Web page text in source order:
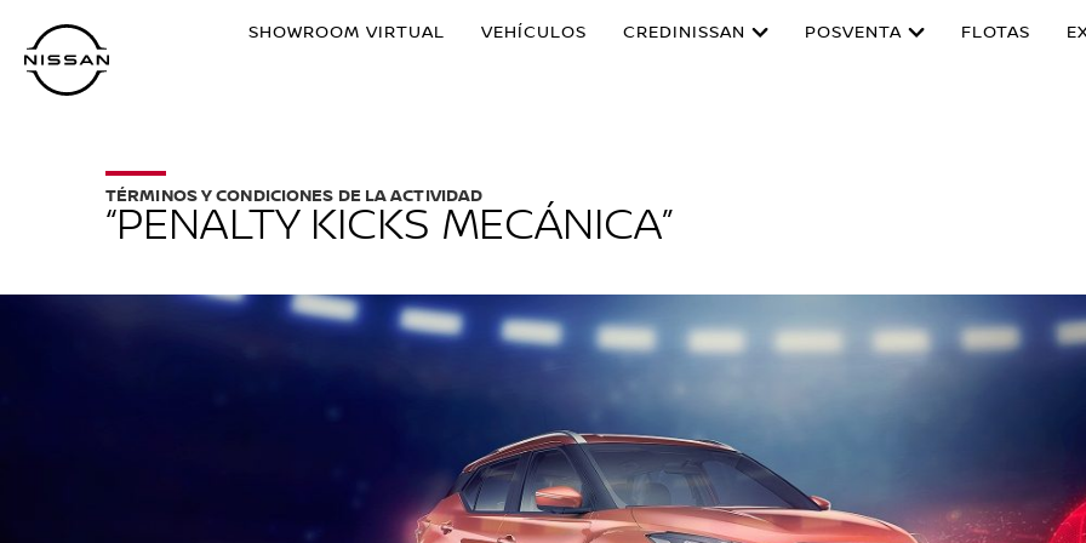
contenido
principal
SHOWROOM VIRTUAL VEHÍCULOS CREDINISSAN POSVENTA FLOTAS
“PENALTY KICKS MECÁNICA”
TÉRMINOS Y CONDICIONES DE LA ACTIVIDAD